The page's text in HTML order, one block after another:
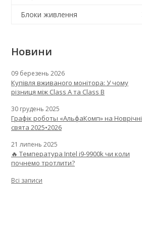
Блоки живлення
Новини
09 березень 2026
Купівля вживаного монітора: У чому
різниця між Class A та Class B
30 грудень 2025
Графік роботы «АльфаКомп» на Новрічні
свята 2025•2026
21 липень 2025
🔥 Температура Intel i9-9900k чи коли
почнемо тротлити?
Всі записи